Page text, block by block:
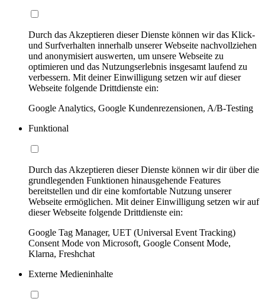
Durch das Akzeptieren dieser Dienste können wir das Klick-
und Surfverhalten innerhalb unserer Webseite nachvollziehen
und anonymisiert auswerten, um unsere Webseite zu
optimieren und das Nutzungserlebnis insgesamt laufend zu
verbessern. Mit deiner Einwilligung setzen wir auf dieser
Webseite folgende Drittdienste ein:
Google Analytics, Google Kundenrezensionen, A/B-Testing
Funktional
Durch das Akzeptieren dieser Dienste können wir dir über die
grundlegenden Funktionen hinausgehende Features
bereitstellen und dir eine komfortable Nutzung unserer
Webseite ermöglichen. Mit deiner Einwilligung setzen wir auf
dieser Webseite folgende Drittdienste ein:
Google Tag Manager, UET (Universal Event Tracking)
Consent Mode von Microsoft, Google Consent Mode,
Klarna, Freshchat
Externe Medieninhalte